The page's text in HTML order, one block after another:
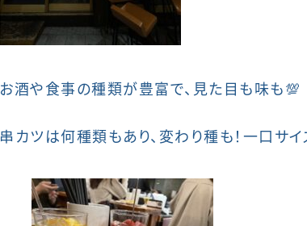
お酒や食事の種類が豊富で、見た目も味も💯
串カツは何種類もあり、変わり種も！一口サ